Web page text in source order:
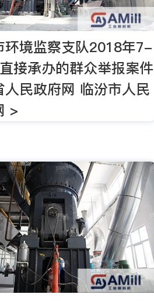
环境监察支队2018年7-
接承办的群众举报案件
人民政府网 临汾市人民
>